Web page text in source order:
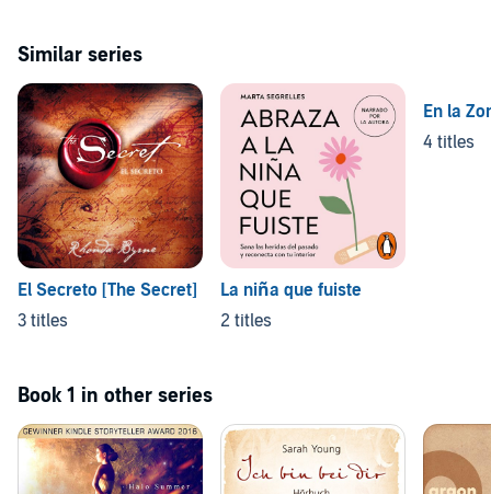
Similar series
El Secreto [The Secret]
3 titles
La niña que fuiste
2 titles
En la
4 titles
Book 1 in other series